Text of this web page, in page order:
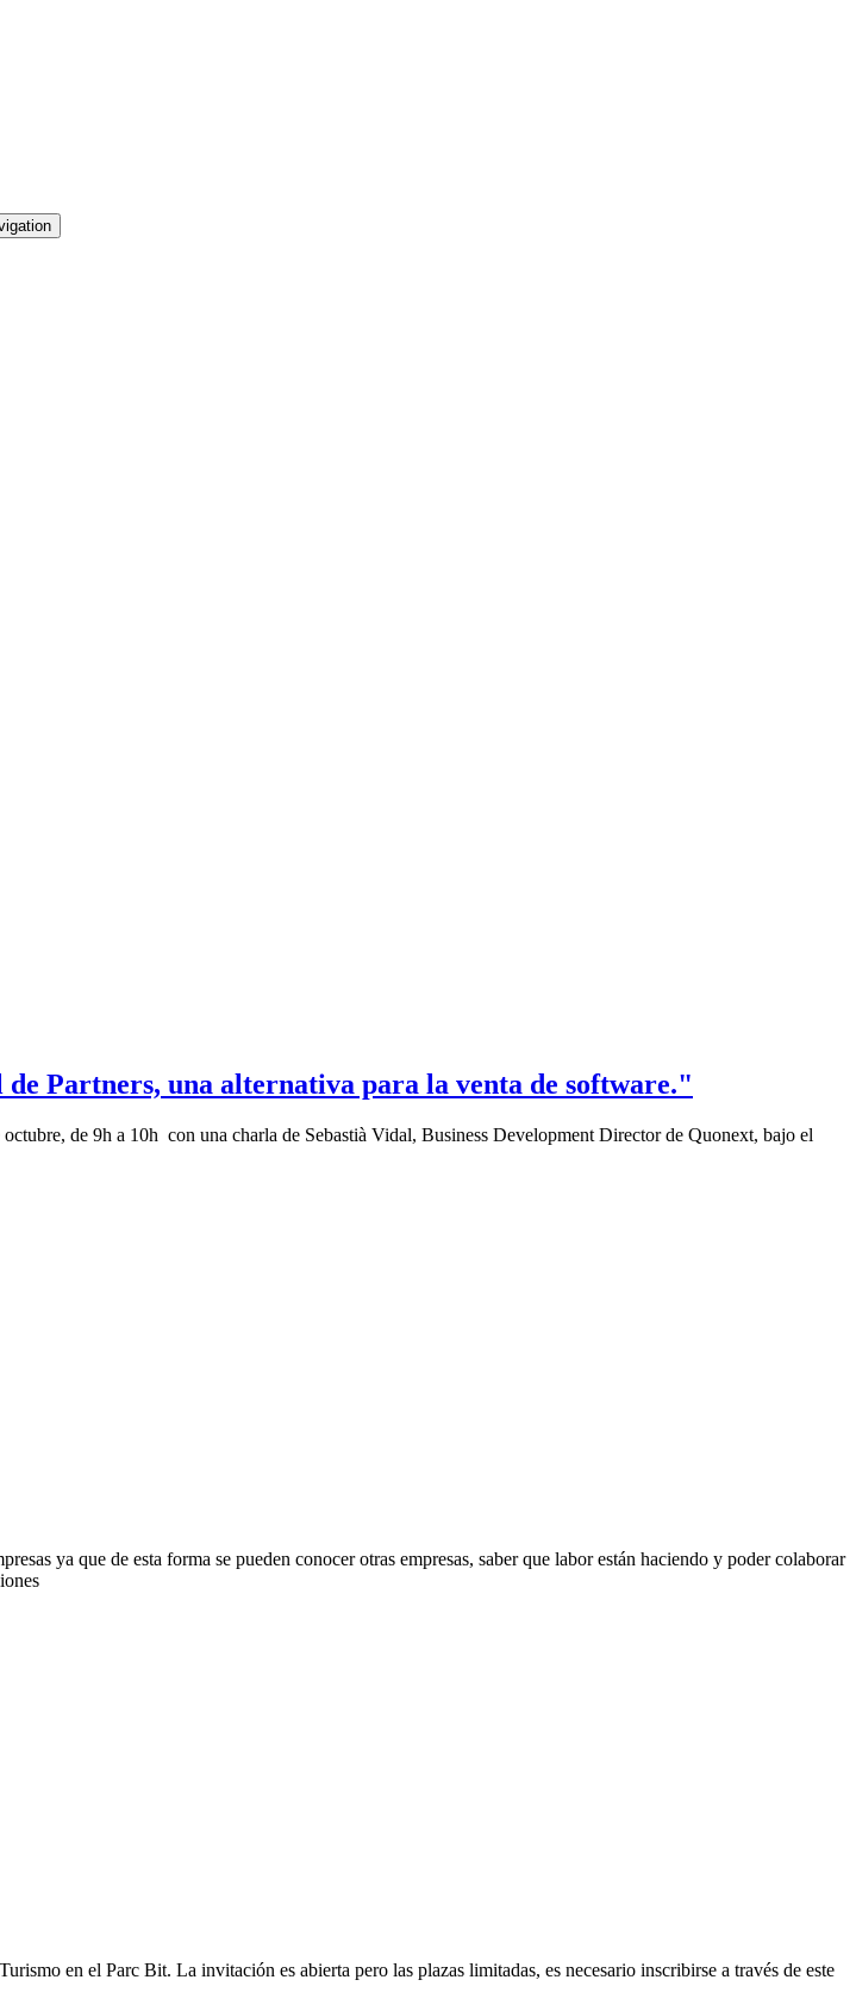
Partners, una alternativa para la venta de software."
de 9h a 10h con una charla de Sebastià Vidal, Business Development Director de Quonext, bajo el
ya que de esta forma se pueden conocer otras empresas, saber que labor están haciendo y poder colaborar
en el Parc Bit. La invitación es abierta pero las plazas limitadas, es necesario inscribirse a través de este